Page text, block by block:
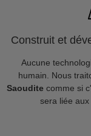
Construit et
Aucune
humain. Nous
Saoudite comme si
sera liée